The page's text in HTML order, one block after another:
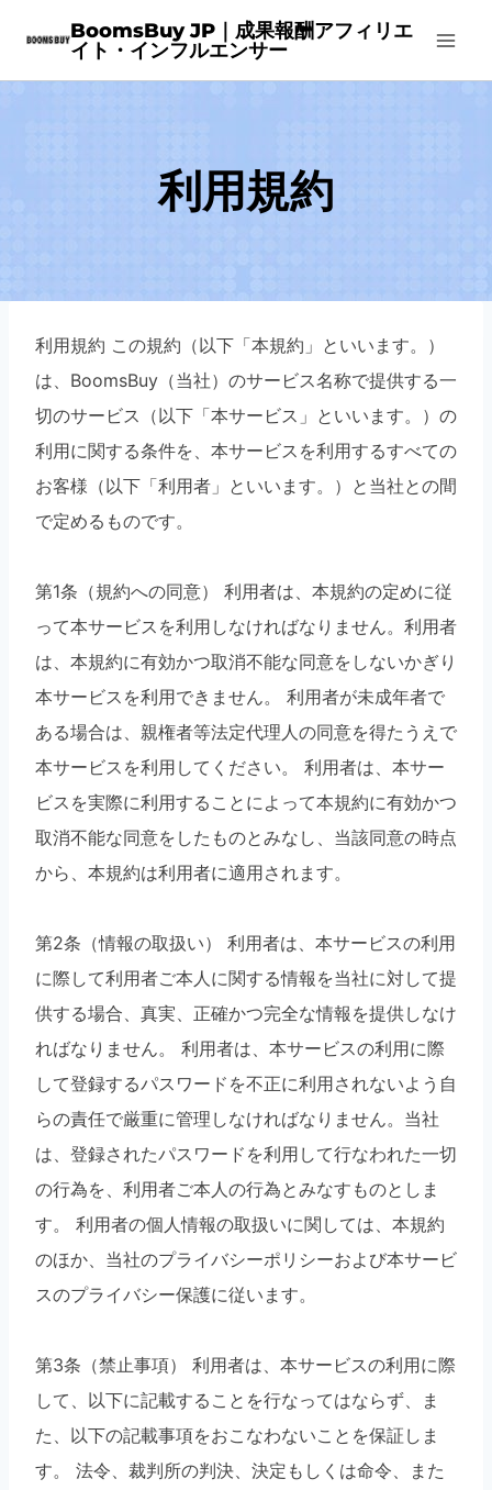
content
BoomsBuy JP｜成果報酬アフィリエ
イト・インフルエンサー
利用規約
利用規約 この規約（以下「本規約」といいます。）
は、BoomsBuy（当社）のサービス名称で提供する一
切のサービス（以下「本サービス」といいます。）の
利用に関する条件を、本サービスを利用するすべての
お客様（以下「利用者」といいます。）と当社との間
で定めるものです。
第1条（規約への同意） 利用者は、本規約の定めに従
って本サービスを利用しなければなりません。利用者
は、本規約に有効かつ取消不能な同意をしないかぎり
本サービスを利用できません。 利用者が未成年者で
ある場合は、親権者等法定代理人の同意を得たうえで
本サービスを利用してください。 利用者は、本サー
ビスを実際に利用することによって本規約に有効かつ
取消不能な同意をしたものとみなし、当該同意の時点
から、本規約は利用者に適用されます。
第2条（情報の取扱い） 利用者は、本サービスの利用
に際して利用者ご本人に関する情報を当社に対して提
供する場合、真実、正確かつ完全な情報を提供しなけ
ればなりません。 利用者は、本サービスの利用に際
して登録するパスワードを不正に利用されないよう自
らの責任で厳重に管理しなければなりません。当社
は、登録されたパスワードを利用して行なわれた一切
の行為を、利用者ご本人の行為とみなすものとしま
す。 利用者の個人情報の取扱いに関しては、本規約
のほか、当社のプライバシーポリシーおよび本サービ
スのプライバシー保護に従います。
第3条（禁止事項） 利用者は、本サービスの利用に際
して、以下に記載することを行なってはならず、ま
た、以下の記載事項をおこなわないことを保証しま
す。 法令、裁判所の判決、決定もしくは命令、また